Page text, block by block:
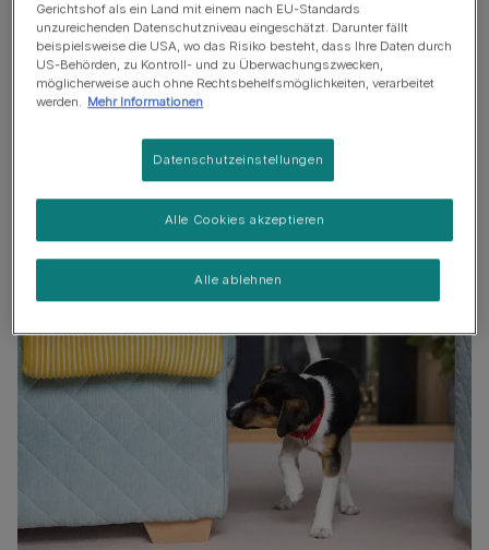
Es dauert zwischen vier und sechs Monaten bis
dein Welpe komplett stubenrein ist. Das hängt auch von
seiner Größe, seinem Alter und seiner Lernfähigkeit ab.
Einige lernen sehr schnell, während es bei manchen
Wie du erkennst, wann dein
Welpe nach draußen muss
Gerichtshof als ein Land mit einem nach EU-Standards
unzureichenden Datenschutzniveau eingeschätzt. Darunter fällt
beispielsweise die USA, wo das Risiko besteht, dass Ihre Daten durch
US-Behörden, zu Kontroll- und zu Überwachungszwecken,
möglicherweise auch ohne Rechtsbehelfsmöglichkeiten, verarbeitet
werden. Mehr Informationen
Datenschutzeinstellungen
Alle ablehnen
Alle Cookies akzeptieren